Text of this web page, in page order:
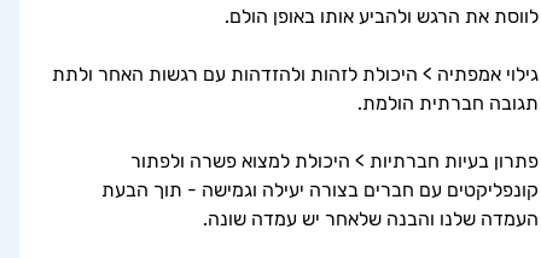
לווסת את הרגש ולהביע אותו באופן הולם.
גילוי אמפתיה > היכולת לזהות ולהזדהות עם רגשות האחר ולתת
תגובה חברתית הולמת.
פתרון בעיות חברתיות > היכולת למצוא פשרה ולפתור
קונפליקטים עם חברים בצורה יעילה וגמישה - תוך הבעת
העמדה שלנו והבנה שלאחר יש עמדה שונה.